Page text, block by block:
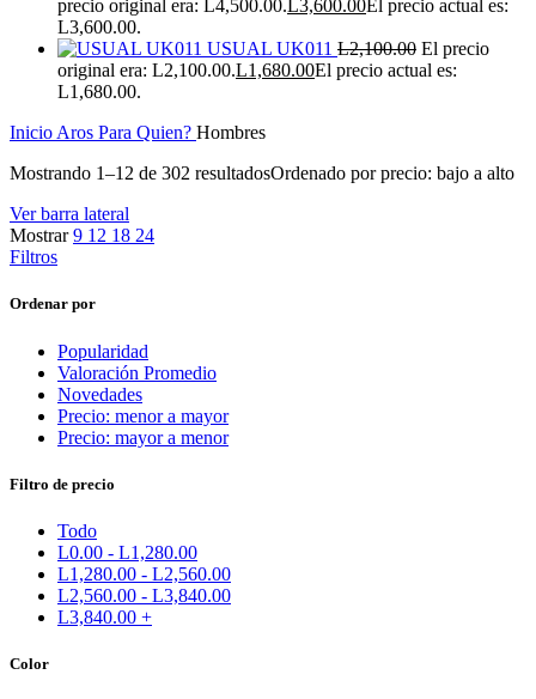
precio original era: L4,500.00. L3,600.00El precio actual es:
L3,600.00.
USUAL UK011 L2,100.00 El precio
original era: L2,100.00.L1,680.00El precio actual es:
L1,680.00.
Inicio Aros Para Quien? Hombres
Mostrando 1–12 de 302 resultadosOrdenado por precio: bajo a alto
Ver barra lateral
Mostrar9 12 18 24
Filtros
Ordenar por
Popularidad
Valoración Promedio
Novedades
Precio: menor a mayor
Precio: mayor a menor
Filtro de precio
Todo
L0.00 - L1,280.00
L1,280.00 - L2,560.00
L2,560.00 - L3,840.00
L3,840.00 +
Color